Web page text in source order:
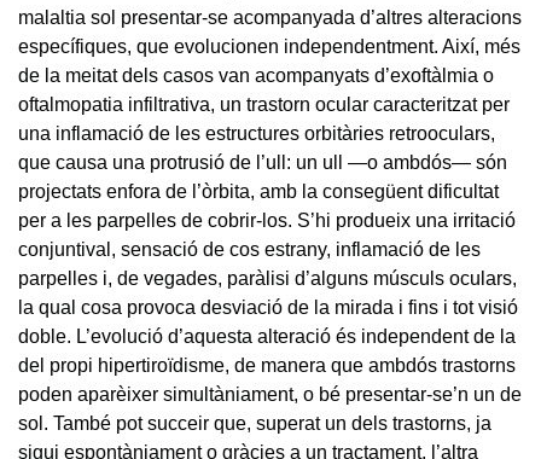
malaltia sol presentar-se acompanyada d’altres alteracions
específiques, que evolucionen independentment. Així, més
de la meitat dels casos van acompanyats d’exoftàlmia o
oftalmopatia infiltrativa, un trastorn ocular caracteritzat per
una inflamació de les estructures orbitàries retrooculars,
que causa una protrusió de l’ull: un ull —o ambdós— són
projectats enfora de l’òrbita, amb la consegüent dificultat
per a les parpelles de cobrir-los. S’hi produeix una irritació
conjuntival, sensació de cos estrany, inflamació de les
parpelles i, de vegades, paràlisi d’alguns músculs oculars,
la qual cosa provoca desviació de la mirada i fins i tot visió
doble. L’evolució d’aquesta alteració és independent de la
del propi hipertiroïdisme, de manera que ambdós trastorns
poden aparèixer simultàniament, o bé presentar-se’n un de
sol. També pot succeir que, superat un dels trastorns, ja
sigui espontàniament o gràcies a un tractament, l’altra